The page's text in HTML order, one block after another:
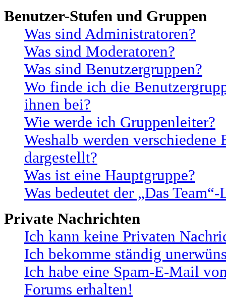
Benutzer-Stufen und Gruppen
Was sind Administratoren?
Was sind Moderatoren?
Was sind Benutzergruppen?
Wo finde ich die
ihnen bei?
Wie werde ich Gruppenleiter?
Weshalb werden verschiedene
dargestellt?
Was ist eine Hauptgruppe?
Was bedeutet der „Das
Private Nachrichten
Ich kann keine Privaten
Ich bekomme ständig
Ich habe eine Spam-E-Mail
Forums erhalten!